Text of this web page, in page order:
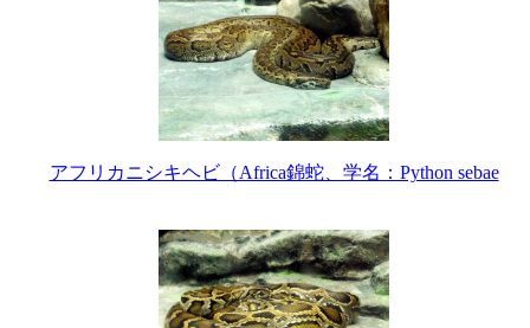
アフリカニシキヘビ（Africa錦蛇、学名：Python sebae